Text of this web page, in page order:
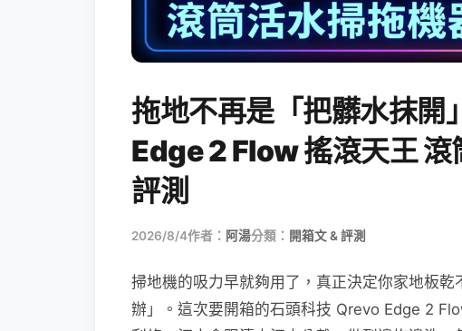
拖地不再是「把髒水抹開
Edge 2 Flow 搖滾天王
評測
2026/8/4作者： 阿湯分類： 開箱文 & 評測
掃地機的吸力早就夠用了，真正決定你家地板
辦」。這次要開箱的石頭科技 Qrevo Edge 2